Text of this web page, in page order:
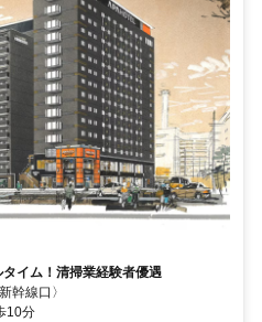
イム！清掃業経験者優遇
幹線口〉
10分